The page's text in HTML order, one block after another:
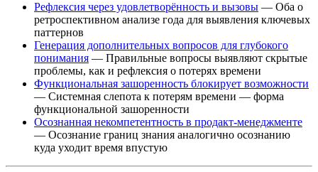
Рефлексия через удовлетворённость и вызовы — Оба о
ретроспективном анализе года для выявления ключевых
паттернов
Генерация дополнительных вопросов для глубокого
понимания — Правильные вопросы выявляют скрытые
проблемы, как и рефлексия о потерях времени
Функциональная зашоренность блокирует возможности
— Системная слепота к потерям времени — форма
функциональной зашоренности
Осознанная некомпетентность в продакт-менеджменте
— Осознание границ знания аналогично осознанию
куда уходит время впустую